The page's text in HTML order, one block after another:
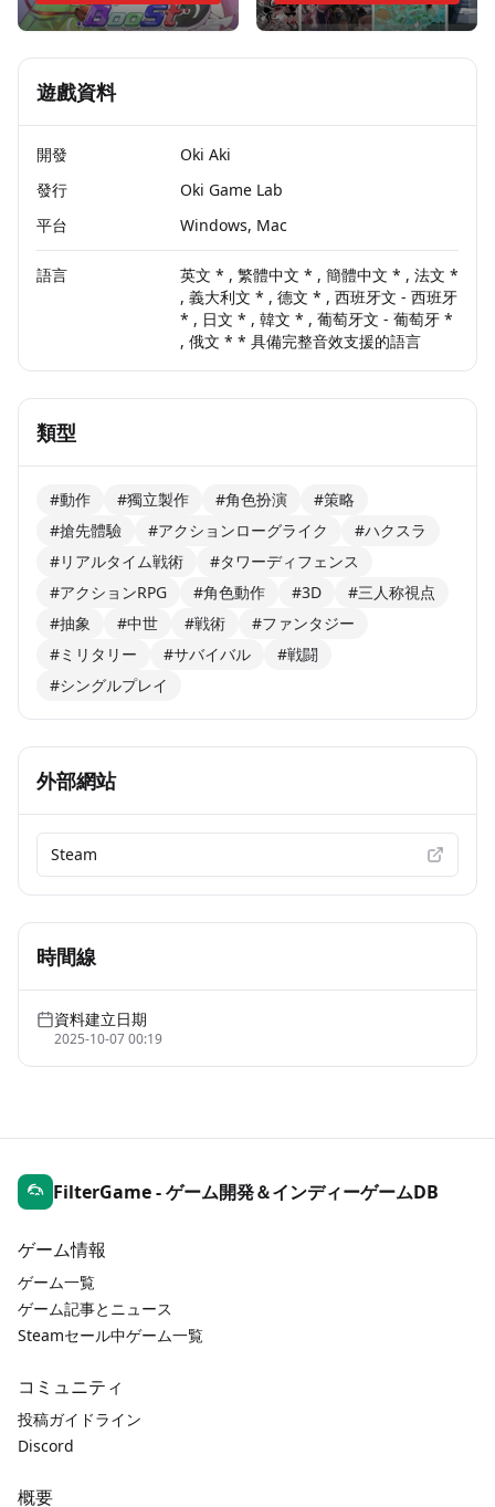
遊戲資料
開發
Oki Aki
發行
Oki Game Lab
平台
Windows, Mac
語言
英文 * , 繁體中文 * , 簡體中文 * , 法文 *
, 義大利文 * , 德文 * , 西班牙文 - 西班牙
* , 日文 * , 韓文 * , 葡萄牙文 - 葡萄牙 *
, 俄文 * * 具備完整音效支援的語言
類型
#動作 #獨立製作 #角色扮演
#策略
#搶先體驗
#アクションローグライク
#ハクスラ
#リアルタイム戦術
#タワーディフェンス
#アクションRPG
#角色動作 #3D
#三人称視点
#抽象
#中世 #戦術
#ファンタジー
#ミリタリー
#サバイバル
#戦闘
#シングルプレイ
外部網站
Steam
時間線
資料建立日期
2025-10-07 00:19
FilterGame - ゲーム開発＆インディーゲームDB
ゲーム情報
ゲーム一覧
ゲーム記事とニュース
Steamセール中ゲーム一覧
コミュニティ
投稿ガイドライン
Discord
概要